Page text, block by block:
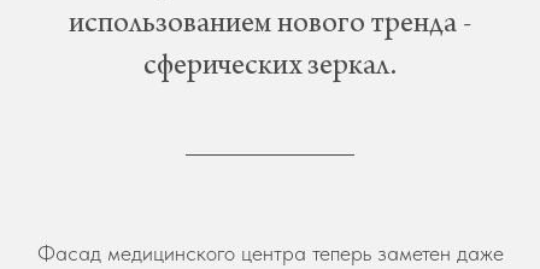
использованием нового тренда -
сферических зеркал.
Фасад медицинского центра теперь заметен даже